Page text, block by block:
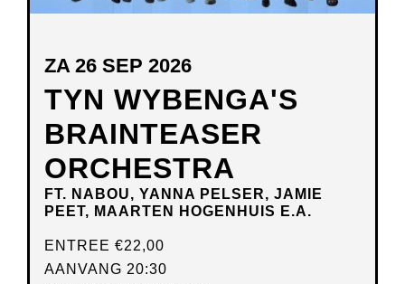
TYN WYBENGA'S
BRAINTEASER
ORCHESTRA
FT. NABOU, YANNA PELSER, JAMIE
PEET, MAARTEN HOGENHUIS E.A.
ZA 26 SEP 2026
ENTREE €22,00
AANVANG 20:30